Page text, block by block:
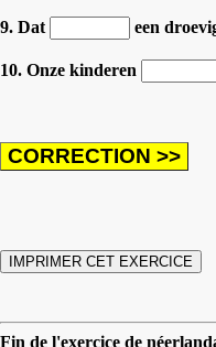
9. Dat een
10. Onze kinderen
Fin de l'exercice de